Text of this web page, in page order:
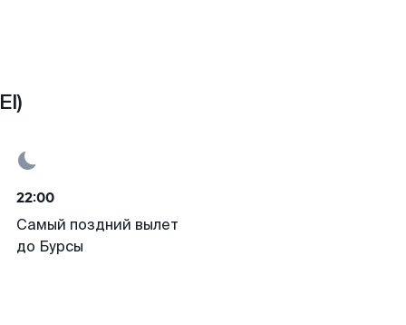
22:00
Самый поздний вылет
до Бурсы